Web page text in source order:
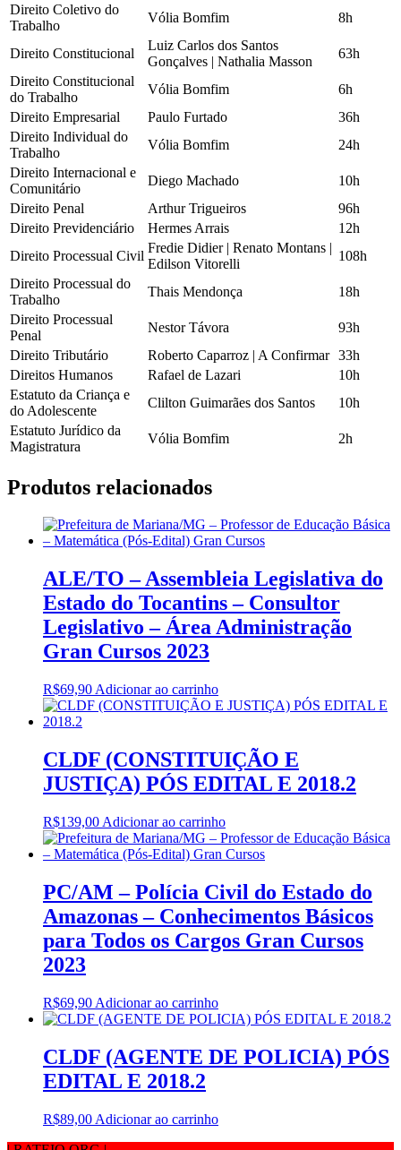
Direito Coletivo do
Trabalho
Vólia Bomfim 8h
Direito Constitucional
Luiz Carlos dos Santos
Gonçalves | Nathalia Masson
63h
Direito Constitucional
do Trabalho
Vólia Bomfim
6h
Direito Empresarial
Paulo Furtado
36h
Direito Individual do
Trabalho
Vólia Bomfim
24h
Direito Internacional e
Comunitário
Diego Machado
10h
Direito Penal
Arthur Trigueiros
96h
Direito Previdenciário
Hermes Arrais
12h
Direito Processual Civil
Fredie Didier | Renato Montans |
Edilson Vitorelli
108h
Direito Processual do
Trabalho
Thais Mendonça
18h
Direito Processual
Penal
Nestor Távora
93h
Direito Tributário
Roberto Caparroz | A Confirmar 33h
Direitos Humanos
Rafael de Lazari
10h
Estatuto da Criança e
do Adolescente
Clilton Guimarães dos Santos
10h
Estatuto Jurídico da
Magistratura
Vólia Bomfim 2h
Produtos relacionados
ALE/TO – Assembleia Legislativa do
Estado do Tocantins – Consultor
Legislativo – Área Administração
Gran Cursos 2023
R$69,90 Adicionar ao carrinho
CLDF (CONSTITUIÇÃO E
JUSTIÇA) PÓS EDITAL E 2018.2
R$139,00 Adicionar ao carrinho
PC/AM – Polícia Civil do Estado do
Amazonas – Conhecimentos Básicos
para Todos os Cargos Gran Cursos
2023
R$69,90 Adicionar ao carrinho
CLDF (AGENTE DE POLICIA) PÓS
EDITAL E 2018.2
R$89,00 Adicionar ao carrinho